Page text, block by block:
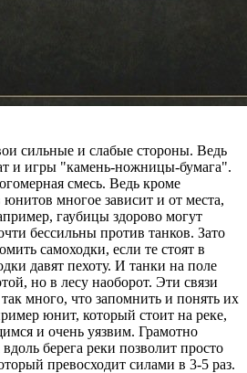
сильные и слабые стороны. Ведь
и игры "камень-ножницы-бумага".
смесь. Ведь кроме
многое зависит и от места,
гаубицы здорово могут
бессильны против танков. Зато
самоходки, если те стоят в
давят пехоту. И танки на поле
но в лесу наоборот. Эти связи
много, что запомнить и понять их
юнит, который стоит на реке,
и очень уязвим. Грамотно
берега реки позволит просто
превосходит силами в 3-5 раз.